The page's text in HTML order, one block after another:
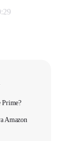
Prime?
Amazon